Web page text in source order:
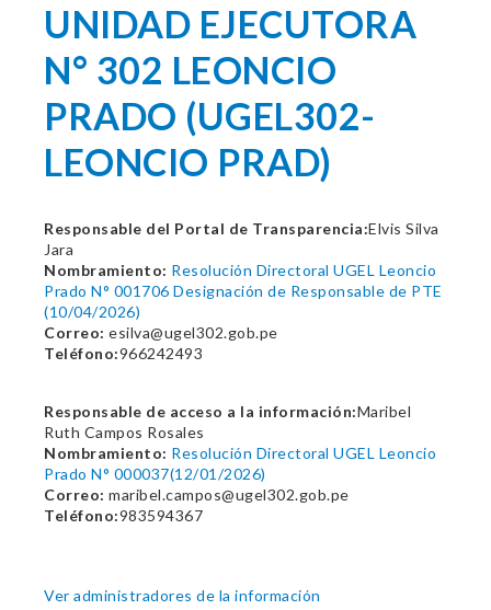
UNIDAD EJECUTORA
N° 302 LEONCIO
PRADO (UGEL302-
LEONCIO PRAD)
Responsable del Portal de Transparencia:Elvis Silva
Jara
Nombramiento: Resolución Directoral UGEL Leoncio
Prado N° 001706 Designación de Responsable de PTE
(10/04/2026)
Correo: esilva@ugel302.gob.pe
Teléfono:966242493
Responsable de acceso a la información:Maribel
Ruth Campos Rosales
Nombramiento: Resolución Directoral UGEL Leoncio
Prado N° 000037(12/01/2026)
Correo: maribel.campos@ugel302.gob.pe
Teléfono:983594367
Ver administradores de la información